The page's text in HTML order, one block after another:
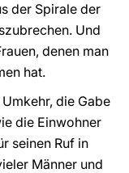
der Spirale der
Und
denen man
hat.
die Gabe
die Einwohner
seinen Ruf in
Männer und